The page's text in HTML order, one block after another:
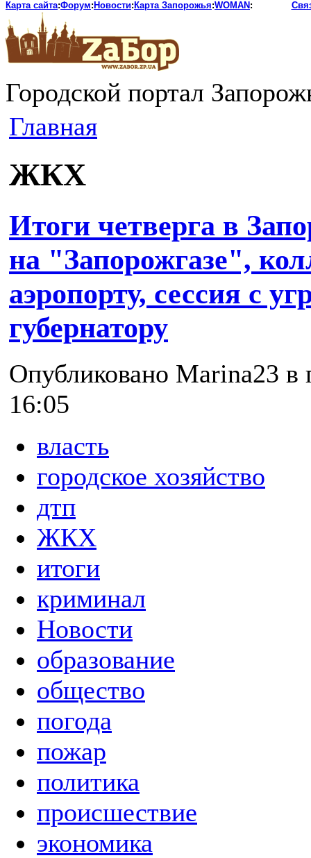
Карта сайта:Форум: Новости: Карта Запорожья:WOMAN :
Городской портал
Главная
ЖКХ
Итоги четверга в
на "Запорожгазе",
аэропорту, сессия с
губернатору
Опубликовано Marina23 в
16:05
власть
городское хозяйство
дтп
ЖКХ
итоги
криминал
Новости
образование
общество
погода
пожар
политика
происшествие
экономика